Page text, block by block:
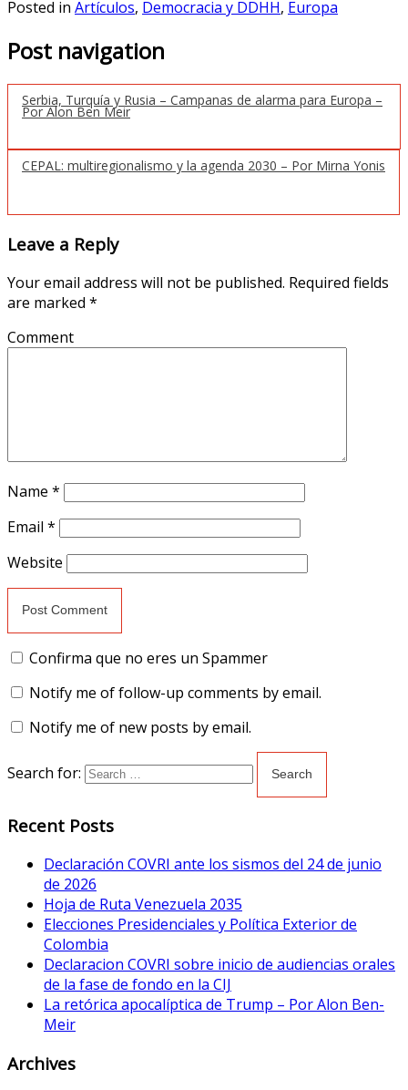
Posted in Artículos, Democracia y DDHH, Europa
Post navigation
Serbia, Turquía y Rusia – Campanas de alarma para Europa –
Por Alon Ben Meir
CEPAL: multiregionalismo y la agenda 2030 – Por Mirna Yonis
Leave a Reply
Your email address will not be published. Required fields
are marked *
Comment
Name *
Email *
Website
Confirma que no eres un Spammer
Notify me of follow-up comments by email.
Notify me of new posts by email.
Search for:
Recent Posts
Declaración COVRI ante los sismos del 24 de junio
de 2026
Hoja de Ruta Venezuela 2035
Elecciones Presidenciales y Política Exterior de
Colombia
Declaracion COVRI sobre inicio de audiencias orales
de la fase de fondo en la CIJ
La retórica apocalíptica de Trump – Por Alon Ben-
Meir
Archives